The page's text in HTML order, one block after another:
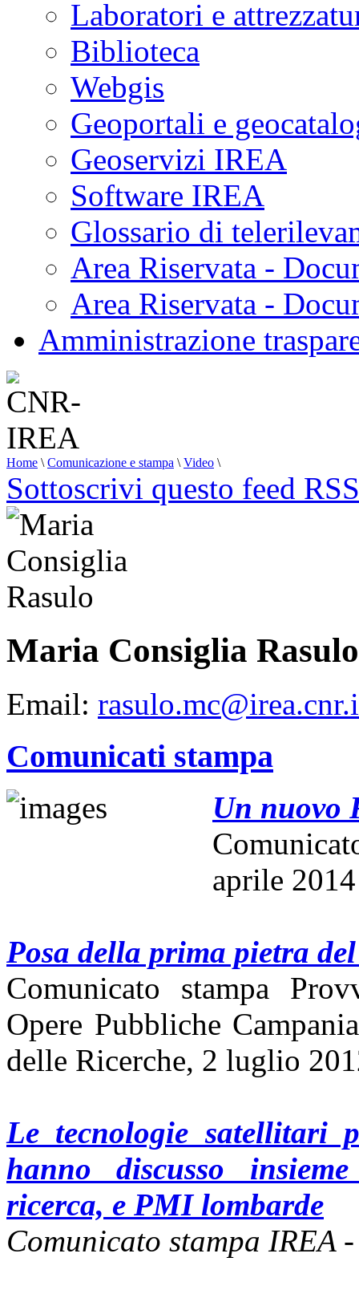
Laboratori e
Biblioteca
Webgis
Geoportali e
Geoservizi IREA
Software IREA
Glossario di
Area Riservata -
Area Riservata -
Amministrazione
Home \ Comunicazione e stampa \ Video \
Sottoscrivi questo feed RSS
Maria Consiglia Rasulo
Email:
Comunicati stampa
Un nuovo
aprile 2014
Posa della prima pietra
Comunicato stampa
Opere Pubbliche
delle Ricerche, 2 luglio
Le tecnologie satellitari
hanno discusso
ricerca, e PMI lombarde
Comunicato stampa IREA